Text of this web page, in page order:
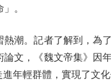
。
。記者了解到，為了
文，《魏文帝集》因
年輕群體，實現了文化